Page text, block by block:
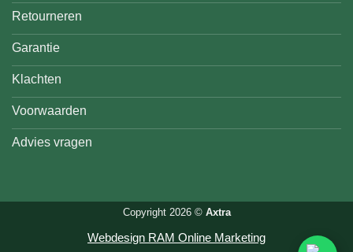
Retourneren
Garantie
Klachten
Voorwaarden
Advies vragen
Copyright 2026 © Axtra
Webdesign RAM Online Marketing